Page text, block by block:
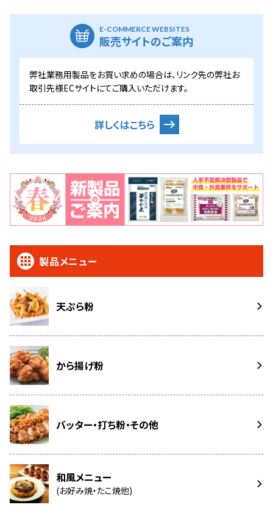
E-COMMERCE WEBSITES
販売サイトのご案内
弊社業務用製品をお買い求めの場合は、リンク先の弊社お
取引先様ECサイトにてご購入いただけます。
詳しくはこちら
製品メニュー
天ぷら粉
から揚げ粉
バッター・打ち粉・その他
和風メニュー
(お好み焼・たこ焼他)